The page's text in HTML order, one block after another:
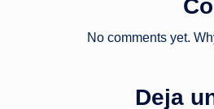
No comments yet.
Deja